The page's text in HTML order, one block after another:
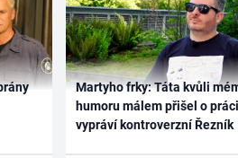
Martyho frky: Táta kvůli
humoru málem přišel o
vypráví kontroverzní Řezník